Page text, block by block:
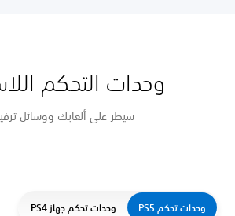
وحدات التحكم
سيطر على ألعابك ووسائل
وحدات تحكم PS5 وحدات تحكم جهاز PS4